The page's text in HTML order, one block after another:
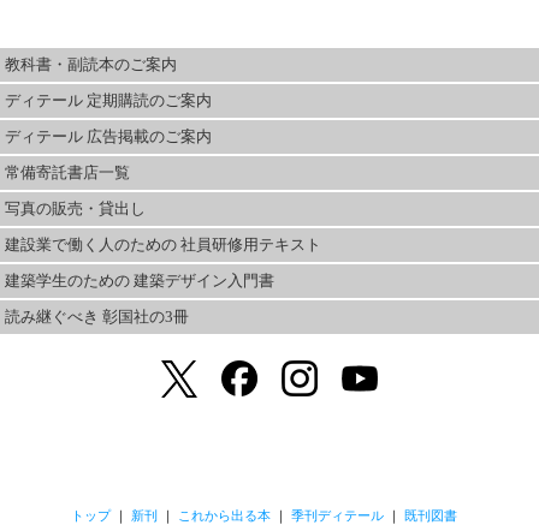
教科書・副読本のご案内
ディテール 定期購読のご案内
ディテール 広告掲載のご案内
常備寄託書店一覧
写真の販売・貸出し
建設業で働く人のための 社員研修用テキスト
建築学生のための 建築デザイン入門書
読み継ぐべき 彰国社の3冊
トップ｜ 新刊 ｜ これから出る本 ｜季刊ディテール ｜ 既刊図書